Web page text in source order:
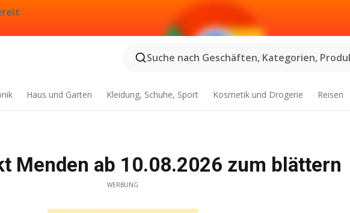
Suche nach Geschäften, Kategorien,
Haus und Garten Kleidung, Schuhe, Sport Kosmetik und Drogerie Reisen
Menden ab 10.08.2026 zum blättern
WERBUNG